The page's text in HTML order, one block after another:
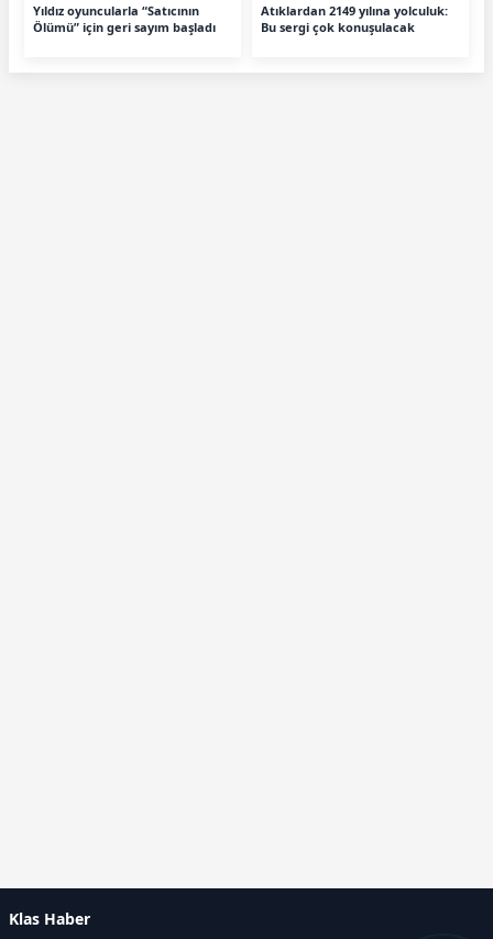
Yıldız oyuncularla “Satıcının
Ölümü” için geri sayım başladı
Atıklardan 2149 yılına yolculuk:
Bu sergi çok konuşulacak
Klas Haber